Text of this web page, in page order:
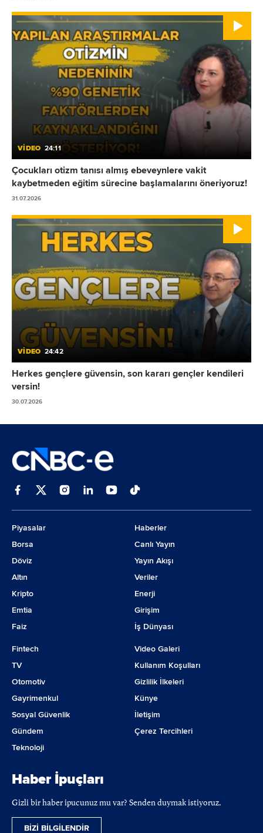
VİDEO 24:11
Çocukları otizm tanısı almış ebeveynlere vakit
kaybetmeden eğitim sürecine başlamalarını öneriyoruz!
31.07.2026
VİDEO 24:42
Herkes gençlere güvensin, son kararı gençler kendileri
versin!
30.07.2026
Piyasalar
Borsa
Döviz
Altın
Kripto
Emtia
Faiz
Haberler
Canlı Yayın
Yayın Akışı
Veriler
Enerji
Girişim
İş Dünyası
Fintech
TV
Otomotiv
Gayrimenkul
Sosyal Güvenlik
Gündem
Teknoloji
Video Galeri
Kullanım Koşulları
Gizlilik İlkeleri
Künye
İletişim
Çerez Tercihleri
Haber İpuçları
Gizli bir haber ipucunuz mu var? Senden duymak istiyoruz.
BİZİ BİLGİLENDİR